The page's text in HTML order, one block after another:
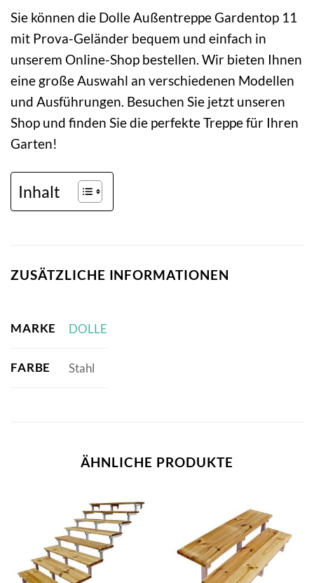
Sie können die Dolle Außentreppe Gardentop 11
mit Prova-Geländer bequem und einfach in
unserem Online-Shop bestellen. Wir bieten Ihnen
eine große Auswahl an verschiedenen Modellen
und Ausführungen. Besuchen Sie jetzt unseren
Shop und finden Sie die perfekte Treppe für Ihren
Garten!
Inhalt
ZUSÄTZLICHE INFORMATIONEN
MARKE DOLLE
FARBE Stahl
ÄHNLICHE PRODUKTE